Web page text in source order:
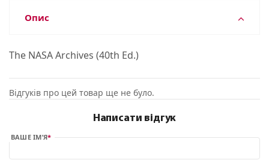
Опис
The NASA Archives (40th Ed.)
Відгуків про цей товар ще не було.
Написати відгук
ВАШЕ ІМ’Я